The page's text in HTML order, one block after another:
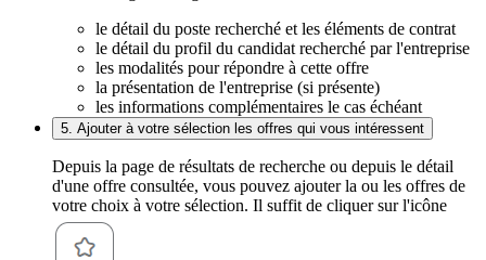
le détail du poste recherché et les éléments de contrat
le détail du profil du candidat recherché par l'entreprise
les modalités pour répondre à cette offre
la présentation de l'entreprise (si présente)
les informations complémentaires le cas échéant
5. Ajouter à votre sélection les offres qui vous intéressent
Depuis la page de résultats de recherche ou depuis le détail
d'une offre consultée, vous pouvez ajouter la ou les offres de
votre choix à votre sélection. Il suffit de cliquer sur l'icône